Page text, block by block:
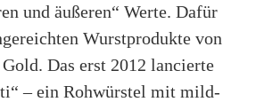
und äußeren“ Werte. Dafür
Wurstprodukte von
Das erst 2012 lancierte
– ein Rohwürstel mit mild-